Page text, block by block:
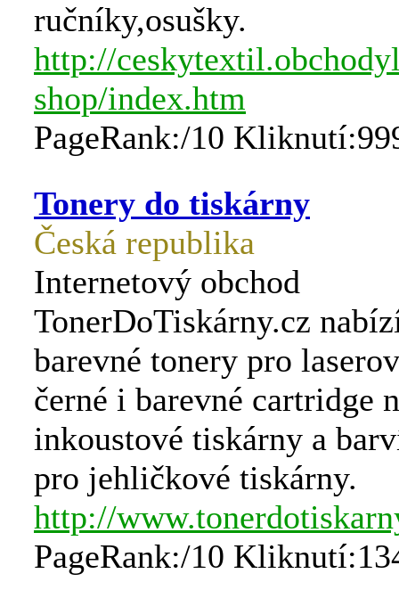
ručníky,osušky.
http://
shop/index.htm
PageRank:/10
Tonery do tiskárny
Česká republika
Internetový obchod
TonerDoTiskárny.cz
barevné tonery pro
černé i barevné cartridge
inkoustové tiskárny a
pro jehličkové tiskárny.
http://
PageRank:/10